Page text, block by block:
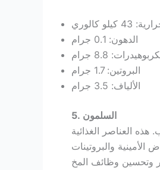
كالوري
الدهون: 0.1 جرام
8.8 جرام
البروتين: 1.7 جرام
الألياف: 3.5 جرام
5. السلمون
بأحماض أوميغا 3 الدهنية ومركب ب. هذه العناصر الغذائية
والبروتينات